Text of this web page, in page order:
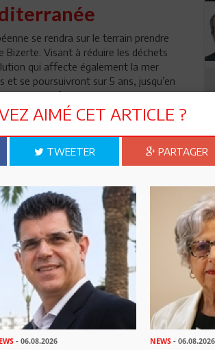
se rendra sur le terrain prendre
Bizerte. Visant à réduire les déchets
qui affecte également la mer
se poursuivront sur 5 ans, jusqu’en
un autofinancement à hauteur de 40
la BERD apporteront 74 millions
VOS AMIS !
ABONNEZ-VOUS
AIMÉ CET ARTICLE ?
TWEETER PARTAGER
- 06.08.2026 NEWS- 06.08.2026